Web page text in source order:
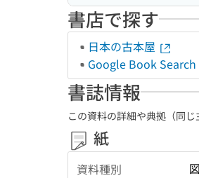
書店で探す
日本の古本屋
Google Book Search
書誌情報
この資料の詳細や典拠（同
紙
資料種別